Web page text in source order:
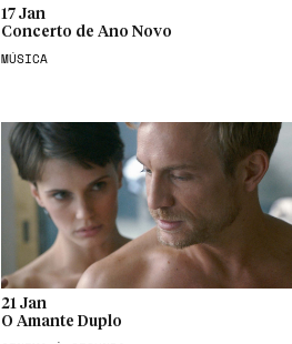
17 Jan
Concerto de Ano Novo
MÚSICA
21 Jan
O Amante Duplo